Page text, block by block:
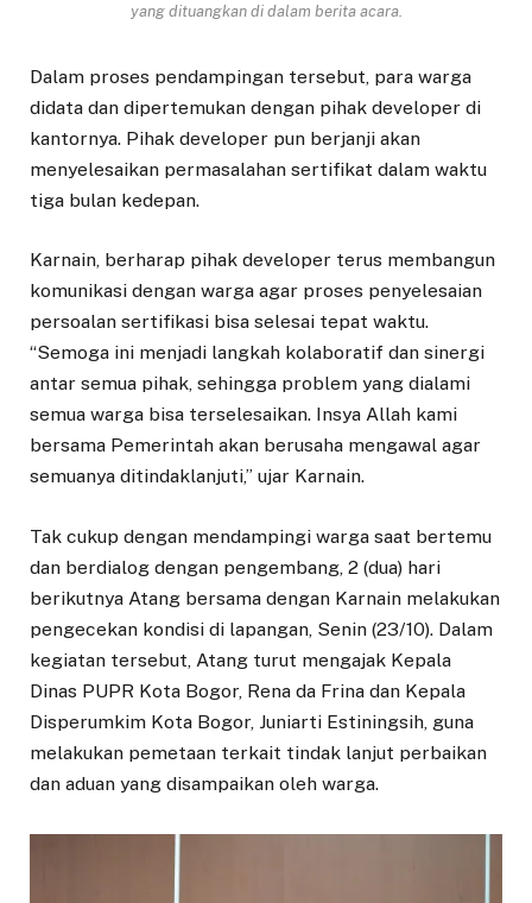
yang dituangkan di dalam berita acara.
Dalam proses pendampingan tersebut, para warga
didata dan dipertemukan dengan pihak developer di
kantornya. Pihak developer pun berjanji akan
menyelesaikan permasalahan sertifikat dalam waktu
tiga bulan kedepan.
Karnain, berharap pihak developer terus membangun
komunikasi dengan warga agar proses penyelesaian
persoalan sertifikasi bisa selesai tepat waktu.
“Semoga ini menjadi langkah kolaboratif dan sinergi
antar semua pihak, sehingga problem yang dialami
semua warga bisa terselesaikan. Insya Allah kami
bersama Pemerintah akan berusaha mengawal agar
semuanya ditindaklanjuti,” ujar Karnain.
Tak cukup dengan mendampingi warga saat bertemu
dan berdialog dengan pengembang, 2 (dua) hari
berikutnya Atang bersama dengan Karnain melakukan
pengecekan kondisi di lapangan, Senin (23/10). Dalam
kegiatan tersebut, Atang turut mengajak Kepala
Dinas PUPR Kota Bogor, Rena da Frina dan Kepala
Disperumkim Kota Bogor, Juniarti Estiningsih, guna
melakukan pemetaan terkait tindak lanjut perbaikan
dan aduan yang disampaikan oleh warga.